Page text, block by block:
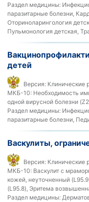
Раздел медицины:
паразитарные болезни,
Оториноларингология
Пульмонология детская,
детей
Версия: Клинические
МКБ-10: Необходимость
одной вирусной болезни
Раздел медицины:
паразитарные болезни,
Васкулиты,
Версия: Клинические
МКБ-10: Васкулит с
кожей, неуточненный
(L95.8), Эритема
Раздел медицины: